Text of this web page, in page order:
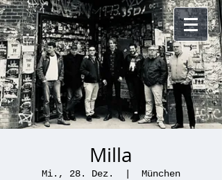
Milla
Mi., 28. Dez. München